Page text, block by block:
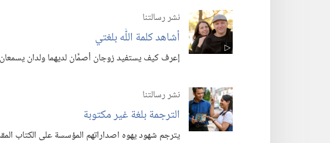
نشر رسالتنا
أشاهد كلمة اللّٰه بلغتي
إعرف كيف يستفيد زوجان أصمَّان لديهما ولدان يسمعان
نشر رسالتنا
الترجمة بلغة غير مكتوبة